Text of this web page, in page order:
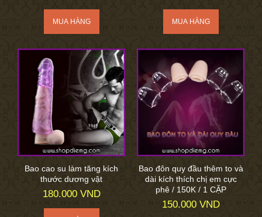
Bao cao su làm tăng kích
thước dương vật
180.000 VND
Bao đôn quy đầu thêm to và
dài kích thích chị em cực
phê / 150K / 1 CẶP
150.000 VND